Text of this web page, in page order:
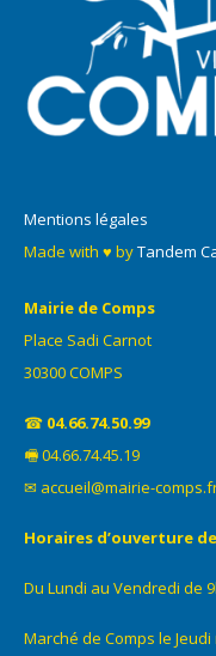
Mentions légales
Made with ♥ byTandem
Mairie de Comps
Place Sadi Carnot
30300 COMPS
☎ 04.66.74.50.99
🖷 04.66.74.45.19
✉ accueil@mairie-
Horaires d’ouverture
Du Lundi au Vendredi de
Marché de Comps le Jeudi